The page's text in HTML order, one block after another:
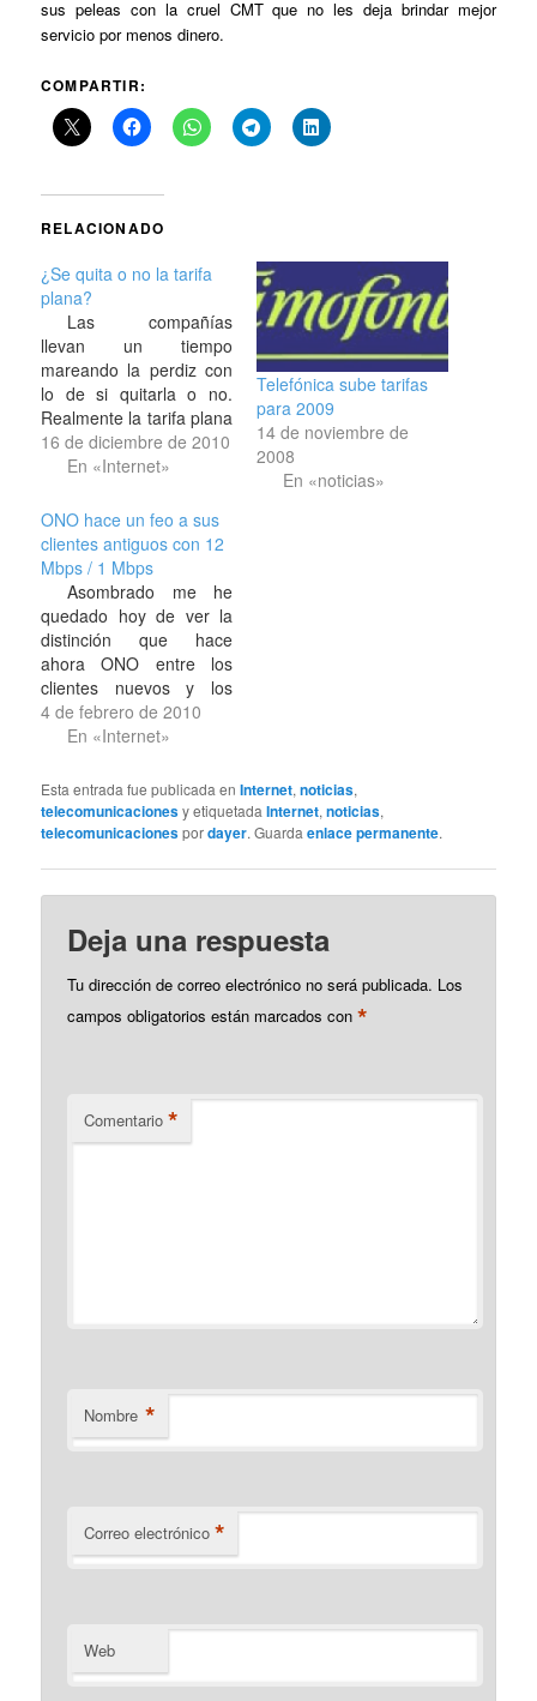
sus peleas con la cruel CMT que no les deja brindar mejor
servicio por menos dinero.
COMPARTIR:
RELACIONADO
¿Se quita o no la tarifa
plana?
Las compañías
llevan un tiempo
mareando la perdiz con
lo de si quitarla o no.
Realmente la tarifa plana
limitada que se quitará
será la que se vende a
ejemplo Telefónica
vende a otras
compañías. Sin embargo
en el verano desde
Telefónica hubo quien
apostó por el…
16 de diciembre de 2010
En «Internet»
Telefónica sube tarifas
para 2009
14 de noviembre de
2008
En «noticias»
ONO hace un feo a sus
clientes antiguos con 12
Mbps / 1 Mbps
Asombrado me he
quedado hoy de ver la
distinción que hace
ahora ONO entre los
clientes nuevos y los
antiguos, con perjuicio
para los antiguos lo cual
Bandaancha se ha
tratado el tema y está el
asunto que arde y no es
4 de febrero de 2010
En «Internet»
Esta entrada fue publicada enInternet,noticias,
telecomunicacionesy etiquetadaInternet,noticias,
telecomunicacionespordayer. Guardaenlace permanente.
Deja una respuesta
Tu dirección de correo electrónico no será publicada. Los
campos obligatorios están marcados con*
Comentario *
Nombre *
Correo electrónico *
Web